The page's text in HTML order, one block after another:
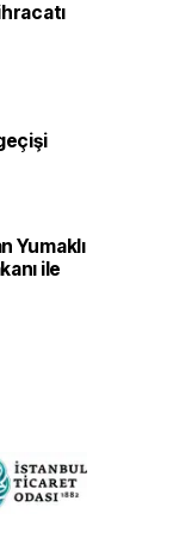
Yumaklı
ile